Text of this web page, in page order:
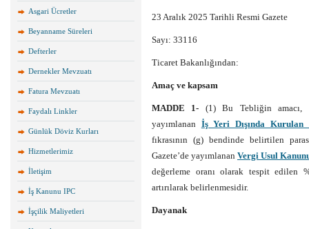
Asgari Ücretler
Beyanname Süreleri
Defterler
Dernekler Mevzuatı
Fatura Mevzuatı
Faydalı Linkler
Günlük Döviz Kurları
Hizmetlerimiz
İletişim
İş Kanunu IPC
İşçilik Maliyetleri
23 Aralık 2025 Tarihli Resmi Gazete
Sayı: 33116
Ticaret Bakanlığından:
Amaç ve kapsam
MADDE 1- (1) Bu Tebliğin amacı,
yayımlanan İş Yeri Dışında Kurulan
fıkrasının (g) bendinde belirtilen
Gazete’de yayımlanan Vergi Usul
değerleme oranı olarak tespit edilen
artırılarak belirlenmesidir.
Dayanak